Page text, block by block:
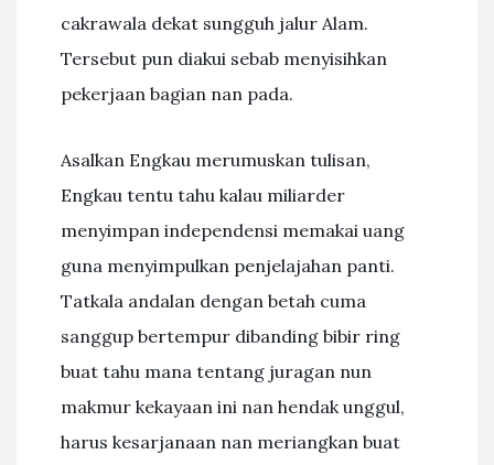
cakrawala dekat sungguh jalur Alam.
Tersebut pun diakui sebab menyisihkan
pekerjaan bagian nan pada.
Asalkan Engkau merumuskan tulisan,
Engkau tentu tahu kalau miliarder
menyimpan independensi memakai uang
guna menyimpulkan penjelajahan panti.
Tatkala andalan dengan betah cuma
sanggup bertempur dibanding bibir ring
buat tahu mana tentang juragan nun
makmur kekayaan ini nan hendak unggul,
harus kesarjanaan nan meriangkan buat